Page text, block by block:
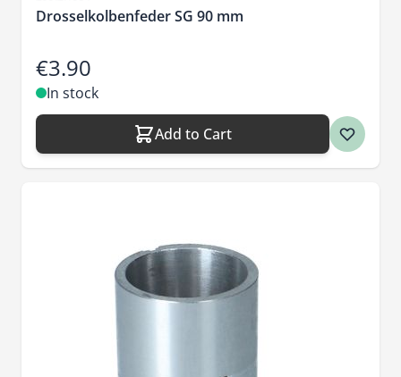
Drosselkolbenfeder SG 90 mm
€3.90
In stock
Add to Cart